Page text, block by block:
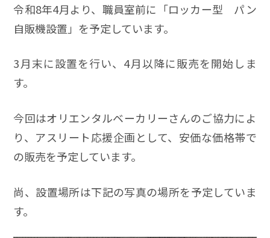
令和8年4月より、職員室前に「ロッカー型 パン
自販機設置」を予定しています。
3月末に設置を行い、4月以降に販売を開始しま
す。
今回はオリエンタルベーカリーさんのご協力によ
り、アスリート応援企画として、安価な価格帯で
の販売を予定しています。
尚、設置場所は下記の写真の場所を予定していま
す。